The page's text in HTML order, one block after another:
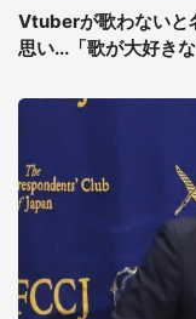
Vtuberが歌わないと
思い...「歌が大好き